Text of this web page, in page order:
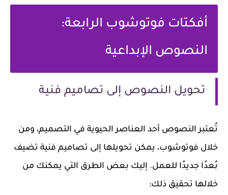
أفكتات فوتوشوب الرابعة:
النصوص الإبداعية
تحويل النصوص إلى تصاميم فنية
تُعتبر النصوص أحد العناصر الحيوية في التصميم، ومن
خلال فوتوشوب، يمكن تحويلها إلى تصاميم فنية تضيف
بُعدًا جديدًا للعمل. إليك بعض الطرق التي يمكنك من
خلالها تحقيق ذلك: